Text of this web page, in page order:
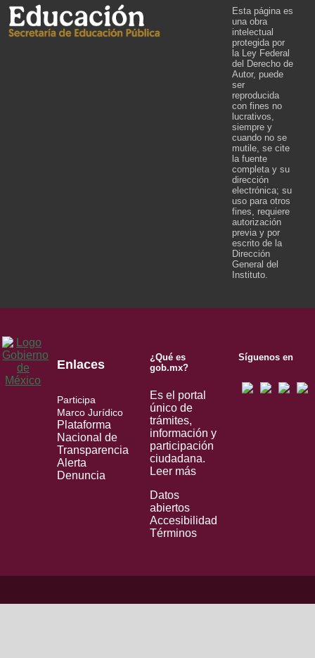
Esta página es
una obra
intelectual
protegida por
la Ley Federal
del Derecho de
Autor, puede
ser
reproducida
con fines no
lucrativos,
siempre y
cuando no se
mutile, se cite
la fuente
completa y su
dirección
electrónica; su
uso para otros
fines, requiere
autorización
previa y por
escrito de la
Dirección
General del
Instituto.
Enlaces
Participa
Marco Jurídico
Plataforma
Nacional de
Transparencia
Alerta
Denuncia
¿Qué es
gob.mx?
Es el portal
único de
trámites,
información y
participación
ciudadana.
Leer más
Datos
abiertos
Accesibilidad
Términos
Síguenos en